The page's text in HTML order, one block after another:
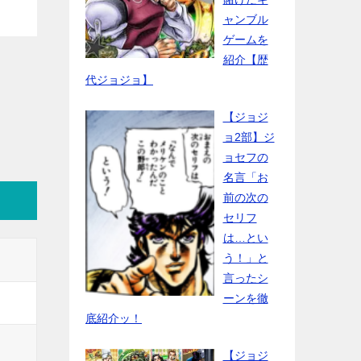
ャンブル
ゲームを
紹介【歴
代ジョジョ】
【ジョジ
ョ2部】ジ
ョセフの
名言「お
前の次の
セリフ
は…とい
う！」と
言ったシ
ーンを徹
底紹介ッ！
【ジョジ